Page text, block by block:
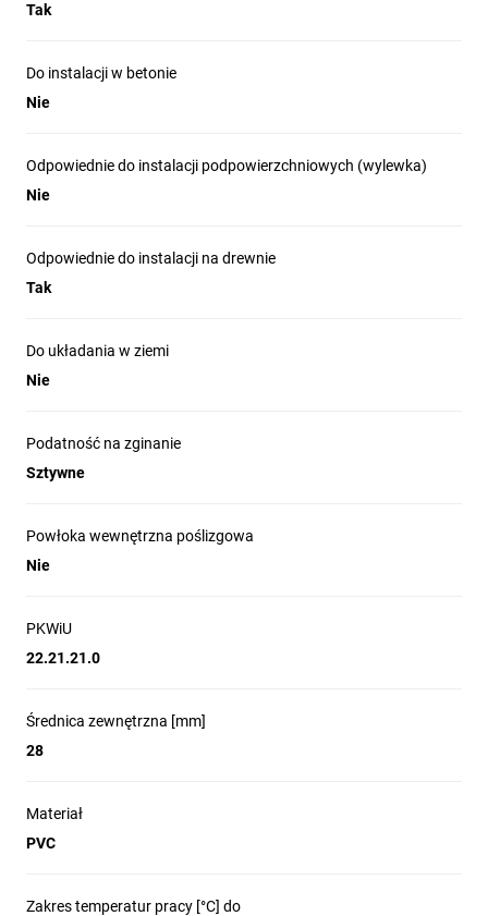
użyteczności publicznej (natynkowo i podtynkowo).
gładkich.
Nie stosować do montażu w betonie, w podłogach
Tak
Do instalacji w betonie
Nie
Odpowiednie do instalacji podpowierzchniowych (wylewka)
Nie
Odpowiednie do instalacji na drewnie
Tak
Do układania w ziemi
Nie
Podatność na zginanie
Sztywne
Powłoka wewnętrzna poślizgowa
Nie
PKWiU
22.21.21.0
Średnica zewnętrzna [mm]
28
Materiał
PVC
Zakres temperatur pracy [°C] do